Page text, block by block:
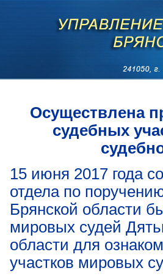
Осуществлена
судебных
15 июня 2017 года
отдела по
Брянской области
мировых судей
области для
участков мировых